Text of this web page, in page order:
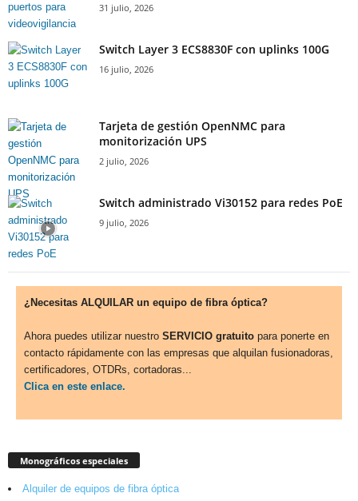
31 julio, 2026
Switch Layer 3 ECS8830F con uplinks 100G
16 julio, 2026
Tarjeta de gestión OpenNMC para
monitorización UPS
2 julio, 2026
Switch administrado Vi30152 para redes PoE
9 julio, 2026
¿Necesitas ALQUILAR un equipo de fibra óptica?
Ahora puedes utilizar nuestro SERVICIO gratuito para ponerte en
contacto rápidamente con las empresas que alquilan fusionadoras,
certificadores, OTDRs, cortadoras...
Clica en este enlace.
Monográficos especiales
Alquiler de equipos de fibra óptica